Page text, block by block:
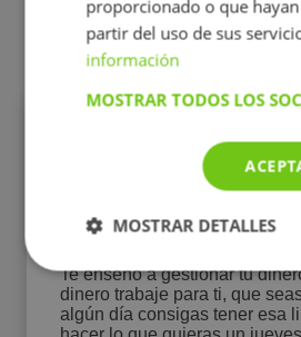
Anuncios de
Clases de finanzas
Curso
Te enseño a gestionar tu
dinero trabaje para ti, que
algún día consigas tener esa
proporcionado o que
partir del uso de sus
información
MOSTRAR TODOS LOS
MOSTRAR DETALLES